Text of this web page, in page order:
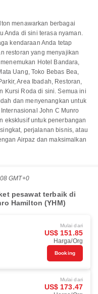
menawarkan berbagai
Anda di sini terasa nyaman.
kendaraan Anda tetap
restoran yang menyajikan
Hotel Bandara,
Uang, Toko Bebas Bea,
Area Ibadah, Restoran,
Kursi Roda di sini. Semua ini
dan menyenangkan untuk
John C Munro
eksklusif untuk penerbangan
perjalanan bisnis, atau
Airpaz dan maksimalkan
GMT+0
pesawat terbaik di
Hamilton (YHM)
Mulai dari
US$ 151.85
Harga/Org
Booking
Mulai dari
US$ 173.47